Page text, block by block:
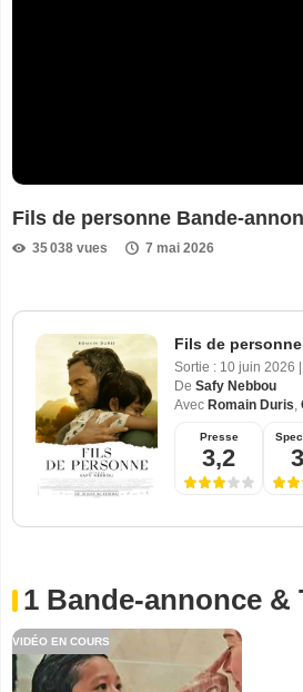
Fils de personne Bande-
35 038 vues 7 mai 2026
Fils de personne
Sortie : 10 juin 2026
De Safy Nebbou
Avec Romain Duris,
Presse
3,2
1 Bande-annonce &
VIDÉO EN COURS